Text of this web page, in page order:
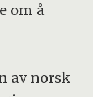
om å
av norsk